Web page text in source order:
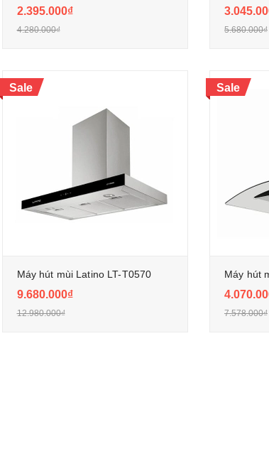
2.395.000₫
4.280.000₫ 5.680.000₫
Sale
Máy hút mùi Latino LT-T0570
9.680.000₫
12.980.000₫
Sale
Máy hút
7.578.000₫